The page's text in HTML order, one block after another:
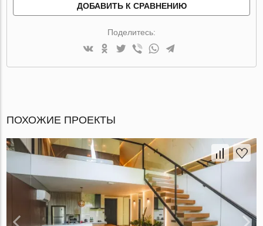
ДОБАВИТЬ К СРАВНЕНИЮ
Поделитесь:
ПОХОЖИЕ ПРОЕКТЫ